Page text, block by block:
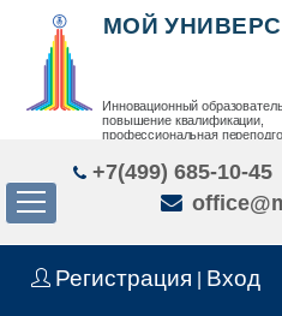
Регистрация Вход
МОЙ
Инновационный
повышение квалификации,
профессиональная
+7(499) 685-10-45